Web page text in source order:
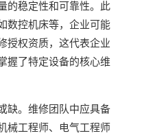
的稳定性和可靠性。此
数控机床等，企业可能
授权资质，这代表企业
握了特定设备的核心维
缺。维修团队中应具备
械工程师、电气工程师